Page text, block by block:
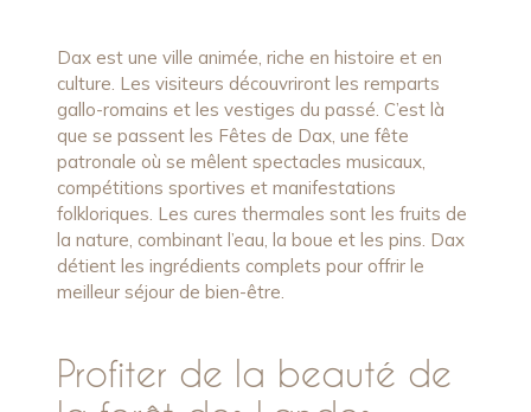
Dax est une ville animée, riche en histoire et en
culture. Les visiteurs découvriront les remparts
gallo-romains et les vestiges du passé. C’est là
que se passent les Fêtes de Dax, une fête
patronale où se mêlent spectacles musicaux,
compétitions sportives et manifestations
folkloriques. Les cures thermales sont les fruits de
la nature, combinant l’eau, la boue et les pins. Dax
détient les ingrédients complets pour offrir le
meilleur séjour de bien-être.
Profiter de la beauté de